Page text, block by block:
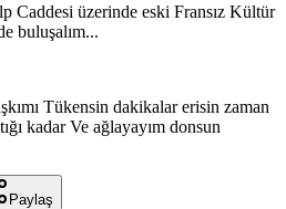
Caddesi üzerinde eski Fransız Kültür
buluşalım...
Tükensin dakikalar erisin zaman
kadar Ve ağlayayım donsun
Paylaş